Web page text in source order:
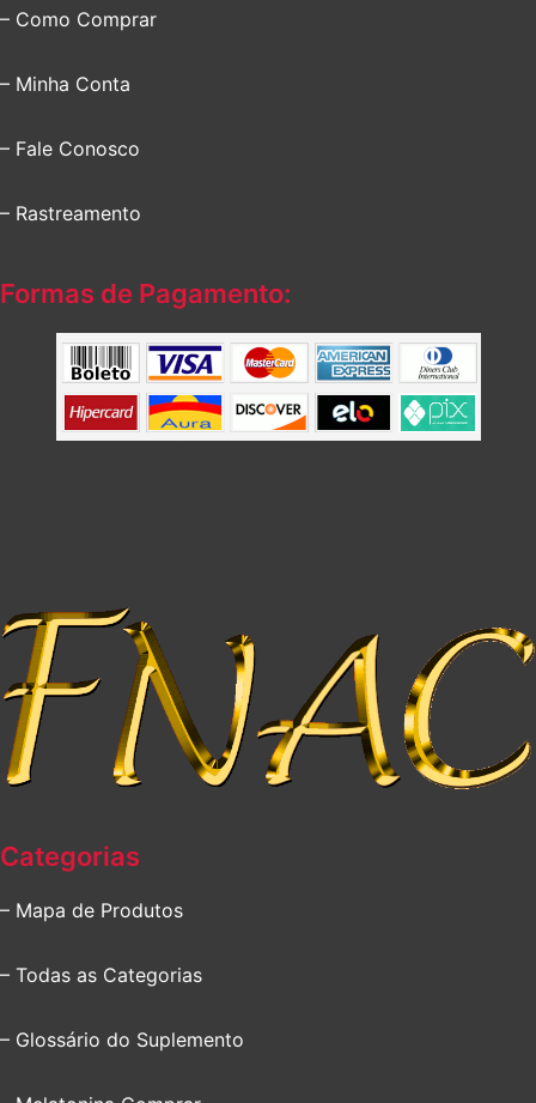
– Como Comprar
– Minha Conta
– Fale Conosco
– Rastreamento
Formas de Pagamento:
Categorias
– Mapa de Produtos
– Todas as Categorias
– Glossário do Suplemento